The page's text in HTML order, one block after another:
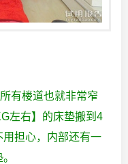
有楼道也就非常窄
左右】的床垫搬到4
担心，内部还有一